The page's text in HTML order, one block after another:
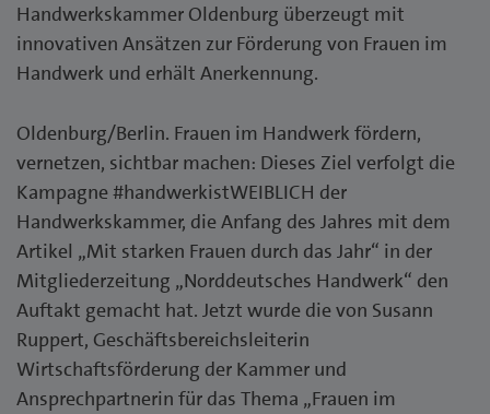
Handwerkskammer Oldenburg überzeugt mit
innovativen Ansätzen zur Förderung von Frauen im
Handwerk und erhält Anerkennung.
Oldenburg/Berlin. Frauen im Handwerk fördern,
vernetzen, sichtbar machen: Dieses Ziel verfolgt die
Kampagne #handwerkistWEIBLICH der
Handwerkskammer, die Anfang des Jahres mit dem
Artikel „Mit starken Frauen durch das Jahr“ in der
Mitgliederzeitung „Norddeutsches Handwerk“ den
Auftakt gemacht hat. Jetzt wurde die von Susann
Ruppert, Geschäftsbereichsleiterin
Wirtschaftsförderung der Kammer und
Ansprechpartnerin für das Thema „Frauen im